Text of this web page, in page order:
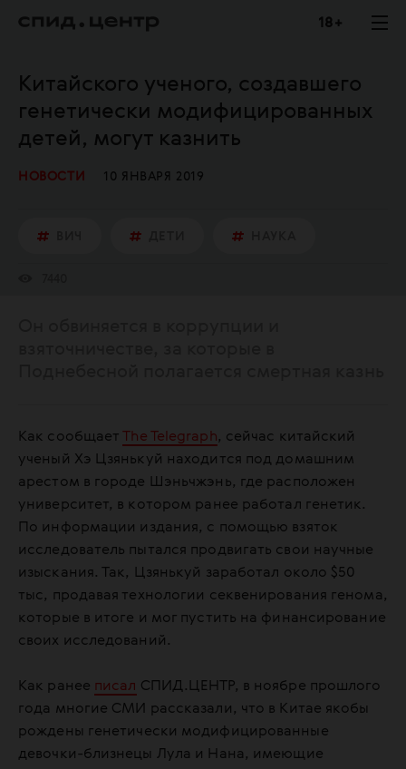
18 +
Китайского ученого, создавшего
генетически модифицированных
детей, могут казнить
НОВОСТИ 10 ЯНВАРЯ 2019
Как сообщает The Telegraph, сейчас китайский
ученый Хэ Цзянькуй находится под домашним
арестом в городе Шэньчжэнь, где расположен
университет, в котором ранее работал генетик.
По информации издания, с помощью взяток
исследователь пытался продвигать свои научные
изыскания. Так, Цзянькуй заработал около $50
тыс, продавая технологии секвенирования генома,
которые в итоге и мог пустить на финансирование
своих исследований.
Как ранее писал СПИД.ЦЕНТР, в ноябре прошлого
года многие СМИ рассказали, что в Китае якобы
рождены генетически модифицированные
девочки-близнецы Лула и Нана, имеющие